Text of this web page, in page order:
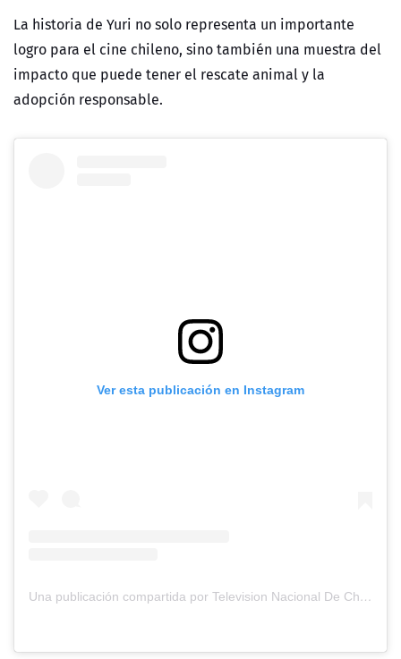
La historia de Yuri no solo representa un importante
logro para el cine chileno, sino también una muestra del
impacto que puede tener el rescate animal y la
adopción responsable.
Ver esta publicación en Instagram
Una publicación compartida por Television Nacional De Chile (@tvn)